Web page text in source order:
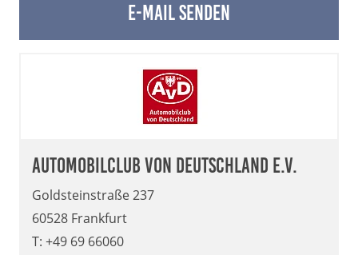
E-Mail senden
Automobilclub von Deutschland e.V.
Goldsteinstraße 237
60528 Frankfurt
T: +49 69 66060